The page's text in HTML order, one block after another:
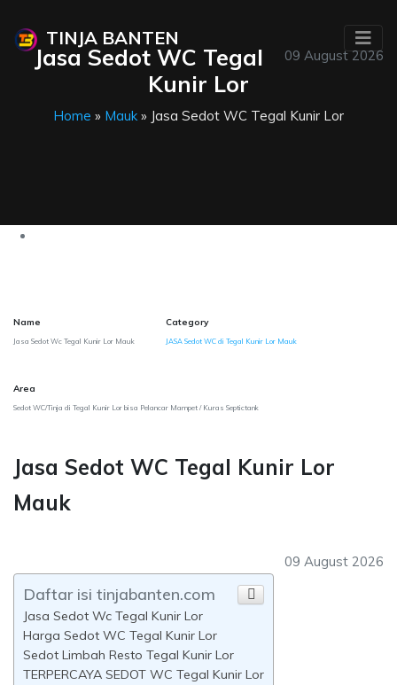
TINJA BANTEN
09 August 2026
Jasa Sedot WC Tegal
Kunir Lor
Home » Mauk» Jasa Sedot WC Tegal Kunir Lor
Name
Jasa Sedot Wc Tegal Kunir Lor Mauk
Category
JASA Sedot WC di Tegal Kunir Lor Mauk
Area
Sedot WC/Tinja di Tegal Kunir Lor bisa Pelancar Mampet / Kuras Septictank
Jasa Sedot WC Tegal Kunir Lor
Mauk
09 August 2026
Daftar isi tinjabanten.com
Jasa Sedot Wc Tegal Kunir Lor
Harga Sedot WC Tegal Kunir Lor
Sedot Limbah Resto Tegal Kunir Lor
TERPERCAYA SEDOT WC Tegal Kunir Lor